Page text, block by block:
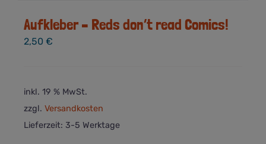
Aufkleber – Reds don’t read Comics!
2,50 €
inkl. 19 % MwSt.
zzgl. Versandkosten
Lieferzeit: 3-5 Werktage